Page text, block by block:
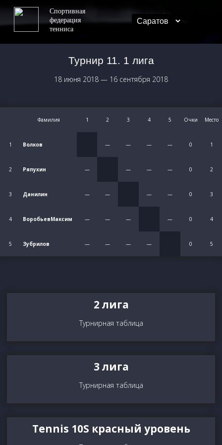
Спортивная
федерация
тенниса
Турнир 11. 1 лига
18 июня 2018 — 16 сентября 2018
Фамилия 1 2 3 4 5 Очки Место
1 Волков — — — — 0 1
2 Ряпухин — — — — 0 2
3 Данилин — — — — 0 3
4 ВоробьевМаксим — — — — 0 4
5 Зубрилов — — — — 0 5
2 лига
Турнирная таблица
3 лига
Турнирная таблица
Tennis 10S красный уровень